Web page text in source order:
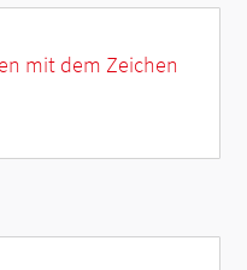
mit dem Zeichen